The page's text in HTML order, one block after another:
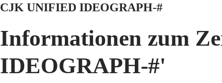
CJK UNIFIED IDEOGRAPH-#
Informationen zum
IDEOGRAPH-#'